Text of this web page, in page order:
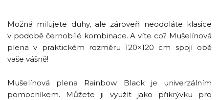
Možná milujete duhy, ale zároveň neodoláte klasice
v podobě černobílé kombinace. A víte co? Mušelínová
plena v praktickém rozměru 120×120 cm spojí obě
vaše vášně!
Mušelínová plena Rainbow Black je univerzálním
pomocníkem. Můžete ji využít jako přikrývku pro